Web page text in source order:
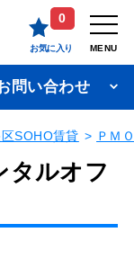
0
お気に入り MENU
問い合わせ
SOHO賃貸 ＰＭ
タルオフ